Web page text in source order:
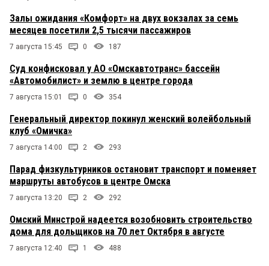
Залы ожидания «Комфорт» на двух вокзалах за семь
месяцев посетили 2,5 тысячи пассажиров
7 августа 15:45 0 187
Суд конфисковал у АО «Омскавтотранс» бассейн
«Автомобилист» и землю в центре города
7 августа 15:01 0 354
Генеральный директор покинул женский волейбольный
клуб «Омичка»
7 августа 14:00 2 293
Парад физкультурников остановит транспорт и поменяет
маршруты автобусов в центре Омска
7 августа 13:20 2 292
Омский Минстрой надеется возобновить строительство
дома для дольщиков на 70 лет Октября в августе
7 августа 12:40 1 488